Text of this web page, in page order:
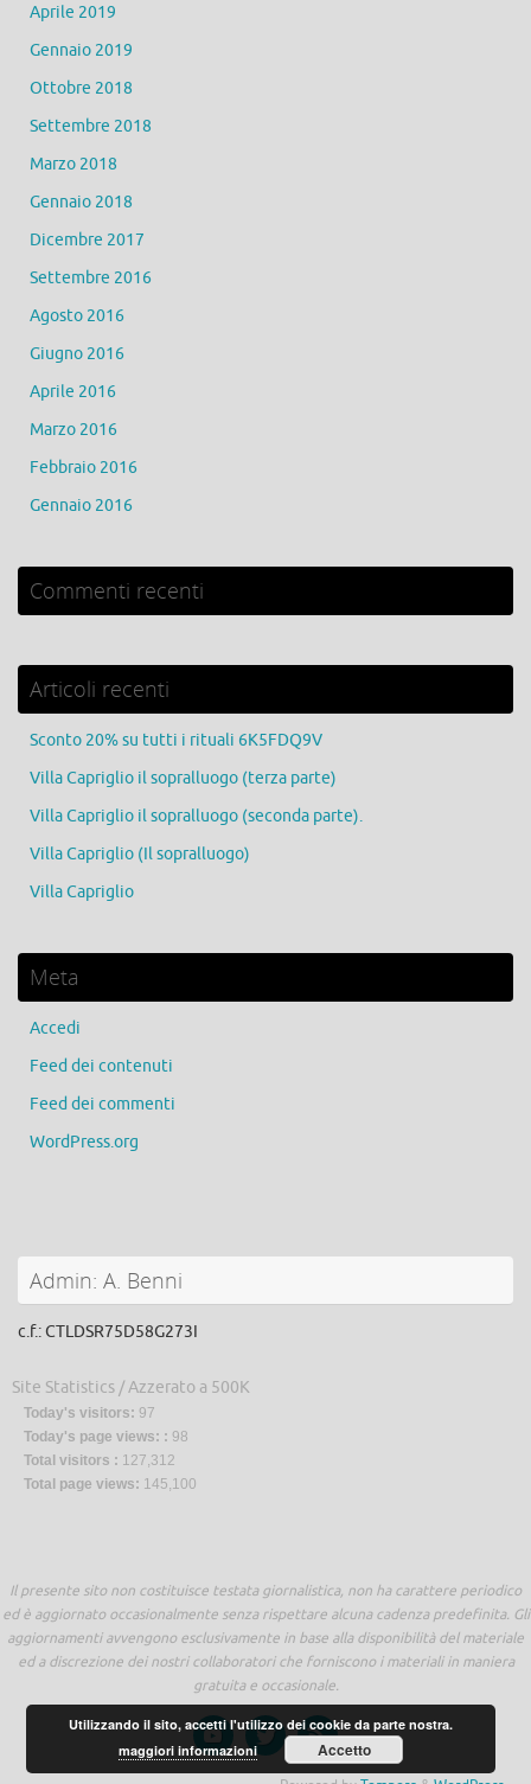
Aprile 2019
Gennaio 2019
Ottobre 2018
Settembre 2018
Marzo 2018
Gennaio 2018
Dicembre 2017
Settembre 2016
Agosto 2016
Giugno 2016
Aprile 2016
Marzo 2016
Febbraio 2016
Gennaio 2016
Commenti recenti
Articoli recenti
Sconto 20% su tutti i rituali 6K5FDQ9V
Villa Capriglio il sopralluogo (terza parte)
Villa Capriglio il sopralluogo (seconda parte).
Villa Capriglio (Il sopralluogo)
Villa Capriglio
Meta
Accedi
Feed dei contenuti
Feed dei commenti
WordPress.org
Admin: A. Benni
c.f.: CTLDSR75D58G273I
Site Statistics / Azzerato a 500K
Today's visitors: 97
Today's page views: : 98
Total visitors : 127,312
Total page views: 145,100
Il presente sito non costituisce testata giornalistica, non ha carattere periodico
ed è aggiornato occasionalmente senza rispettare alcuna cadenza predefinita. Gli
aggiornamenti avvengono esclusivamente in base alla disponibilità del materiale
ed a discrezione dei nostri collaboratori che forniscono i materiali in maniera
gratuita e occasionale.
Utilizzando il sito, accetti l'utilizzo dei cookie da parte nostra.
maggiori informazioni
Accetto